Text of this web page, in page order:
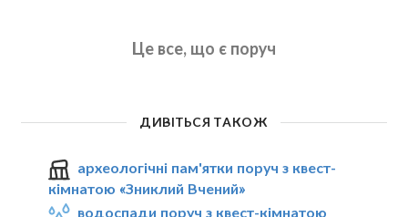
Це все, що є поруч
ДИВІТЬСЯ ТАКОЖ
археологічні пам'ятки поруч з квест-
кімнатою «Зниклий Вчений»
водоспади поруч з квест-кімнатою